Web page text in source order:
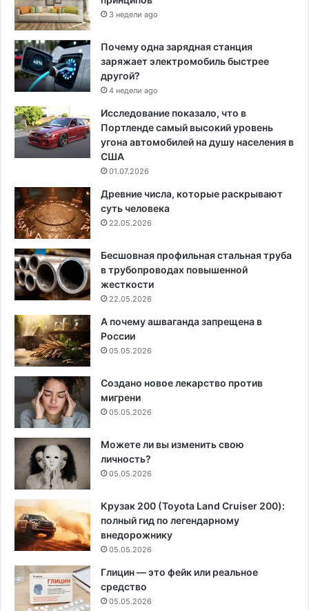
3 недели ago
Почему одна зарядная станция
заряжает электромобиль быстрее
другой?
4 недели ago
Исследование показало, что в
Портленде самый высокий уровень
угона автомобилей на душу населения в
США
01.07.2026
Древние числа, которые раскрывают
суть человека
22.05.2026
Бесшовная профильная стальная труба
в трубопроводах повышенной
жесткости
22.05.2026
А почему ашваганда запрещена в
России
05.05.2026
Создано новое лекарство против
мигрени
05.05.2026
Можете ли вы изменить свою
личность?
05.05.2026
Крузак 200 (Toyota Land Cruiser 200):
полный гид по легендарному
внедорожнику
05.05.2026
Глицин — это фейк или реальное
средство
05.05.2026